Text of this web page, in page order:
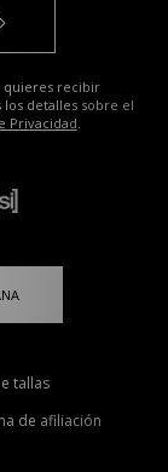
quieres recibir
detalles sobre el
Privacidad.
tallas
de afiliación